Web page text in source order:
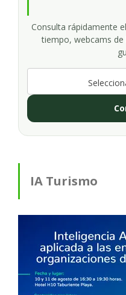
Consulta rápidamente
tiempo, webcams de
IA Turismo